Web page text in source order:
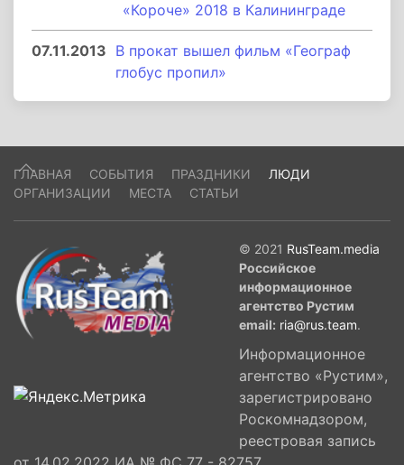
«Короче» 2018 в Калининграде
07.11.2013 В прокат вышел фильм «Географ
глобус пропил»
ГЛАВНАЯ СОБЫТИЯ ПРАЗДНИКИ
ЛЮДИ
ОРГАНИЗАЦИИ
МЕСТА СТАТЬИ
© 2021 RusTeam.media
Российское
информационное
агентство Рустим
email: ria@rus.team.
Информационное
агентство «Рустим»,
зарегистрировано
Роскомнадзором,
реестровая запись